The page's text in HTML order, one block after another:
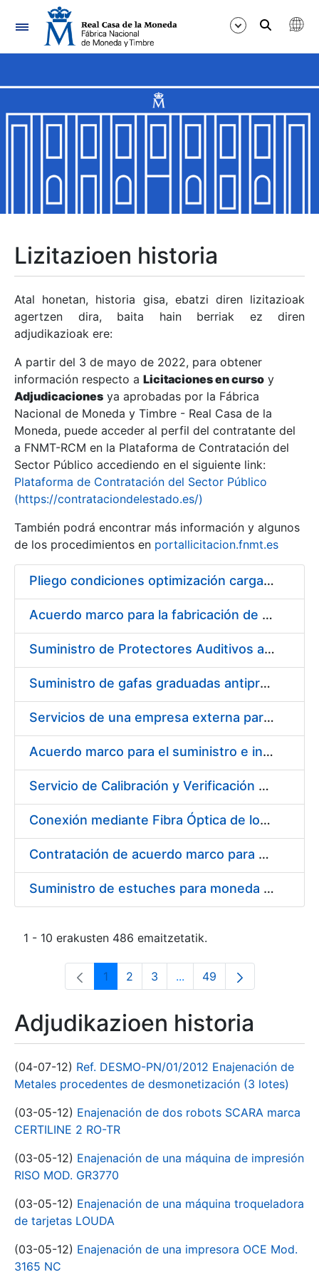
Nabigazioa
Erakutsi/Ezkutatu
Erakutsi/Ezkutatu
Erakutsi/Ezkutatu
Erakutsi/Ezkutatu
Erakutsi/Ezkutatu
Erakutsi/Ezkutatu
Erakutsi/Ezkutatu
Erakutsi/Ezkutatu
Lizitazioen historia
Atal honetan, historia gisa, ebatzi diren lizitazioak
agertzen dira, baita hain berriak ez diren
adjudikazioak ere:
A partir del 3 de mayo de 2022, para obtener
información respecto a Licitaciones en curso y
Adjudicaciones ya aprobadas por la Fábrica
Nacional de Moneda y Timbre - Real Casa de la
Moneda, puede acceder al perfil del contratante del
a FNMT-RCM en la Plataforma de Contratación del
Sector Público accediendo en el siguiente link:
Plataforma de Contratación del Sector Público
(https://contrataciondelestado.es/)
También podrá encontrar más información y algunos
de los procedimientos en portallicitacion.fnmt.es
Pliego condiciones optimización cargas compras firmado
Acuerdo marco para la fabricación de piezas
Suministro de Protectores Auditivos a medida para las personas trabajadoras de los Centros de Trabajo de Madrid y Burgos
Suministro de gafas graduadas antiproyecciones para los trabajadores de la FNMT-RCM en los centros de trabajo de Madrid y Burgos
Servicios de una empresa externa para el asesoramiento y resolución de los recursos de alzada que se presentan relacionados con procesos de selección para la FNMT-RCM
Acuerdo marco para el suministro e instalación de persianas, estores y otros complementos
Servicio de Calibración y Verificación Externa de los Equipos de Medición del Servicio de Prevención de la FNMT-RCM
Conexión mediante Fibra Óptica de los Centros de Proceso de Datos (CPDs) de las sedes de la FNMT-RCM de Burgos y Madrid
Contratación de acuerdo marco para el Suministro de Material de Electricidad para la Fábrica Nacional de Moneda y Timbre-Real Casa de la Moneda en su centro de trabajo de Burgos
Suministro de estuches para moneda de 30 €
1 - 10 erakusten 486 emaitzetatik.
Orrialdea
1 Orrialdea
2 Orrialdea
3 ...Intermediate Pages Use
Orrialdea
49
Adjudikazioen historia
(04-07-12) Ref. DESMO-PN/01/2012 Enajenación de
Metales procedentes de desmonetización (3 lotes)
(03-05-12) Enajenación de dos robots SCARA marca
CERTILINE 2 RO-TR
(03-05-12) Enajenación de una máquina de impresión
RISO MOD. GR3770
(03-05-12) Enajenación de una máquina troqueladora
de tarjetas LOUDA
(03-05-12) Enajenación de una impresora OCE Mod.
3165 NC